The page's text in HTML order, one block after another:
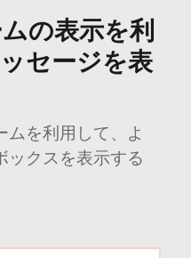
の表示を利
セージを表
ムを利用して、よ
ックスを表示する